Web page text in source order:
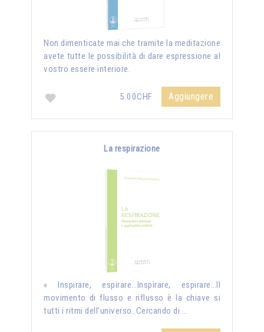
Non dimenticate mai che tramite la meditazione
avete tutte le possibilità di dare espressione al
vostro essere interiore.
5.00CHF Aggiungere
La respirazione
« Inspirare, espirare…Inspirare, espirare…Il
movimento di flusso e riflusso è la chiave si
tutti i ritmi dell’universo. Cercando di …